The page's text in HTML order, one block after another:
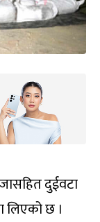
दुईवटा
लिएको छ ।